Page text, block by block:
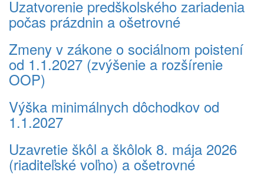
Uzatvorenie predškolského zariadenia
počas prázdnin a ošetrovné
Zmeny v zákone o sociálnom poistení
od 1.1.2027 (zvýšenie a rozšírenie
OOP)
Výška minimálnych dôchodkov od
1.1.2027
Uzavretie škôl a škôlok 8. mája 2026
(riaditeľské voľno) a ošetrovné